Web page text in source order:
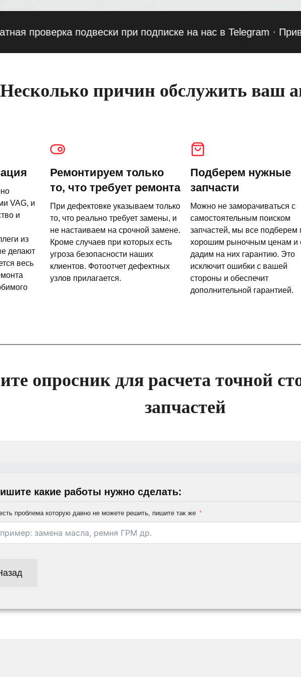
подвески при подписке на нас в Telegram· Приведи
Несколько причин обслужить ваш
VAG, и
и
из
делают
весь
Ремонтируем только
то, что требует ремонта
При дефектовке указываем только
то, что реально требует замены, и
не настаиваем на срочной замене.
Кроме случаев при которых есть
угроза безопасности наших
клиентов. Фотоотчет дефектных
узлов прилагается.
Подберем нужные
запчасти
Можно не заморачиваться с
самостоятельным поиском
запчастей, мы все подберем
хорошим рыночным ценам и
дадим на них гарантию. Это
исключит ошибки с вашей
стороны и обеспечит
дополнительной гарантией.
опросник для расчета точной
запчастей
какие работы нужно сделать:
проблема которую давно не можете решить, пишите так же